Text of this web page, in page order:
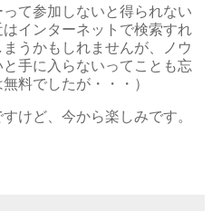
て参加しないと得られない
インターネットで検索すれ
うかもしれませんが、ノウ
手に入らないってことも忘
料でしたが・・・）
けど、今から楽しみです。